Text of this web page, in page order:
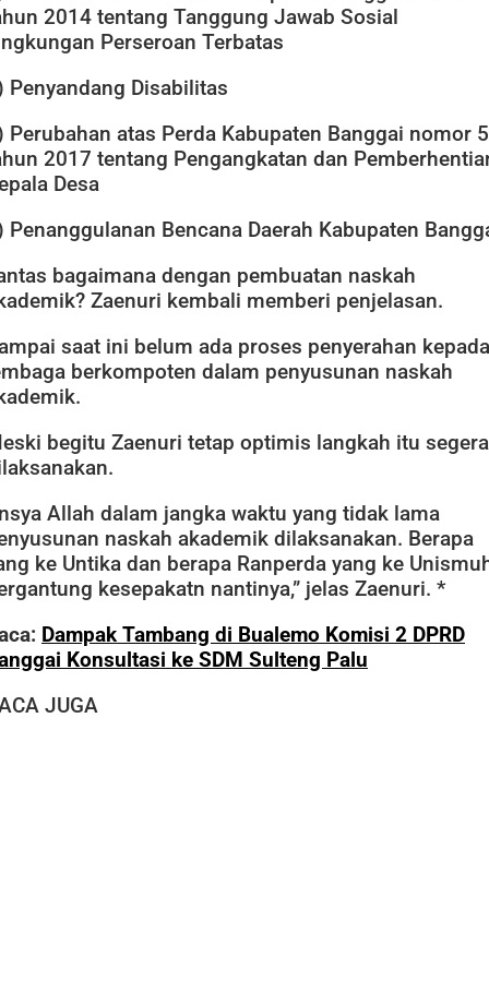
2014 tentang Tanggung Jawab Sosial
Perseroan Terbatas
Penyandang Disabilitas
Perubahan atas Perda Kabupaten Banggai nomor 5
2017 tentang Pengangkatan dan
Desa
Penanggulanan Bencana Daerah Kabupaten
bagaimana dengan pembuatan naskah
Zaenuri kembali memberi penjelasan.
saat ini belum ada proses penyerahan kepada
berkompoten dalam penyusunan naskah
begitu Zaenuri tetap optimis langkah itu segera
Allah dalam jangka waktu yang tidak lama
naskah akademik dilaksanakan. Berapa
ke Untika dan berapa Ranperda yang ke
kesepakatn nantinya,” jelas Zaenuri. *
Dampak Tambang di Bualemo Komisi 2 DPRD
Konsultasi ke SDM Sulteng Palu
JUGA